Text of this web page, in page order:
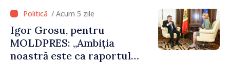
alegerea. Ne-am alăturat
Ucrainei”/ Acum 5 zile
Igor Grosu, pentru
MOLDPRES: „Ambiția
noastră este ca raportul